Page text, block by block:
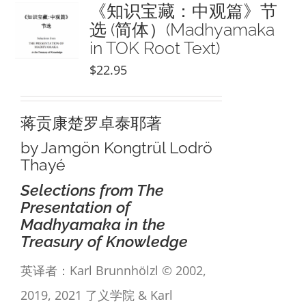
《知识宝藏：中观篇》节
选 (简体）(Madhyamaka
in TOK Root Text)
$22.95
蒋贡康楚罗卓泰耶著
by Jamgön Kongtrül Lodrö
Thayé
Selections from The
Presentation of
Madhyamaka in the
Treasury of Knowledge
英译者：Karl Brunnhölzl © 2002,
2019, 2021 了义学院 & Karl